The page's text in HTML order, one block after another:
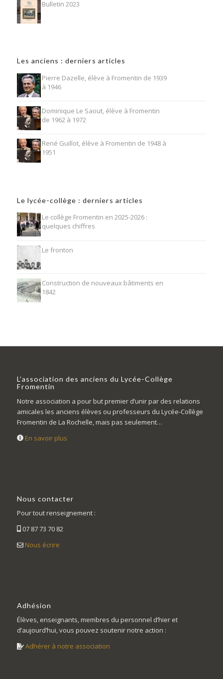
Bulletin 2023
Les anciens : derniers articles
Pierre Dazelle, élève à Fromentin de 1939
à 1946
Dominique Le Saout, élève à Fromentin
de 1962 à 1972
René Guillot, élève à Fromentin de 1948 à
1951
Le lycée-collège : derniers articles
Le collège Fromentin en 2025-2026 :
quelques chiffres
Le fronton
Construction de nouveaux bâtiments en
1842
L’association des anciens du Lycée-Collège
Fromentin
Notre association a pour but premier d’unir par des relations
amicales les anciens élèves ou professeurs du Lycée-Collège
Fromentin de La Rochelle, mais pas seulement…
En savoir plus
Nous contacter
Pour tout renseignement :
07 87 73 70 82
Nous écrire
Adhésion
Élèves, enseignants, membres du personnel d’hier et
d’aujourd’hui, vous pouvez soutenir notre action :
Adhérer à notre association